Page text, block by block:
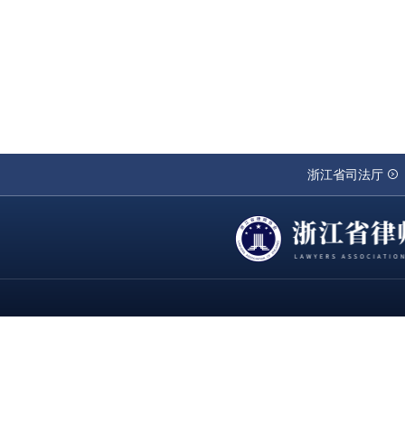
浙江省司法厅